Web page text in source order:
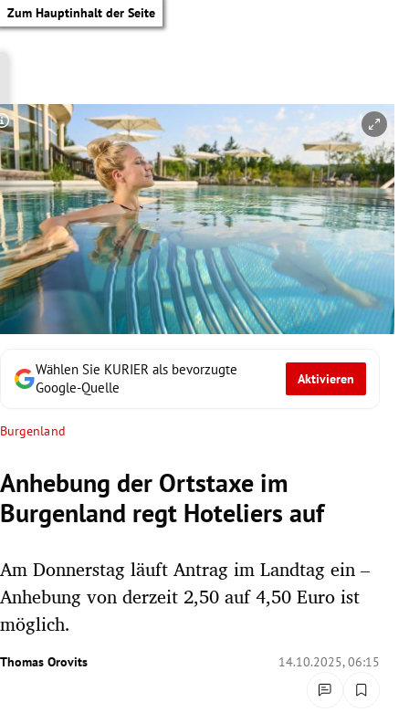
Zum Hauptinhalt der Seite
Untermenü
Untermenü
Untermenü
Untermenü
Untermenü
Untermenü
Wählen Sie KURIER als bevorzugte
Google-Quelle
Aktivieren
Burgenland
Anhebung der Ortstaxe im
Burgenland regt Hoteliers auf
Am Donnerstag läuft Antrag im Landtag ein –
Anhebung von derzeit 2,50 auf 4,50 Euro ist
möglich.
Thomas Orovits 14.10.2025, 06:15
Copyright-Hinweis öffnen/schließen